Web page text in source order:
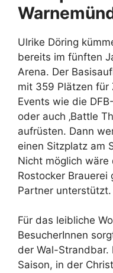
Ulrike Döring
bereits im fünften
Arena. Der
mit 359 Plätzen für
Events wie die
oder auch ‚Battle
aufrüsten. Dann
einen Sitzplatz am
Nicht möglich wäre
Rostocker
Partner unterstützt.
Für das leibliche
BesucherInnen
der Wal-
Saison, in der